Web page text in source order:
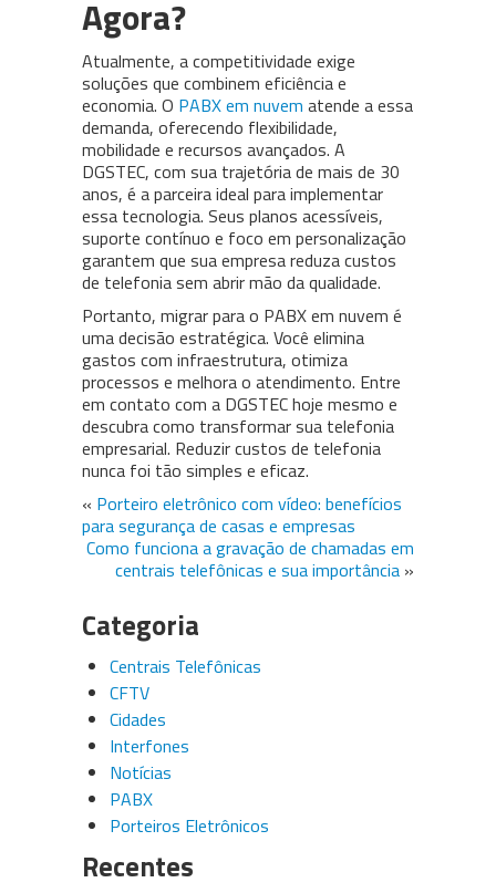
Agora?
Atualmente, a competitividade exige
soluções que combinem eficiência e
economia. O PABX em nuvem atende a essa
demanda, oferecendo flexibilidade,
mobilidade e recursos avançados. A
DGSTEC, com sua trajetória de mais de 30
anos, é a parceira ideal para implementar
essa tecnologia. Seus planos acessíveis,
suporte contínuo e foco em personalização
garantem que sua empresa reduza custos
de telefonia sem abrir mão da qualidade.
Portanto, migrar para o PABX em nuvem é
uma decisão estratégica. Você elimina
gastos com infraestrutura, otimiza
processos e melhora o atendimento. Entre
em contato com a DGSTEC hoje mesmo e
descubra como transformar sua telefonia
empresarial. Reduzir custos de telefonia
nunca foi tão simples e eficaz.
« Porteiro eletrônico com vídeo: benefícios
para segurança de casas e empresas
Como funciona a gravação de chamadas em
centrais telefônicas e sua importância »
Categoria
Centrais Telefônicas
CFTV
Cidades
Interfones
Notícias
PABX
Porteiros Eletrônicos
Recentes